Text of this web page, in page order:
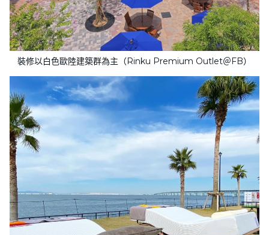
裝修以白色歐陸建築群為主（Rinku Premium Outlet＠FB）